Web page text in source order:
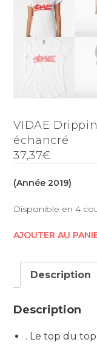
VIDAE
échancré
37,37€
(Année 2019)
Disponible en 4
AJOUTER AU
Description
Description
. Le top du